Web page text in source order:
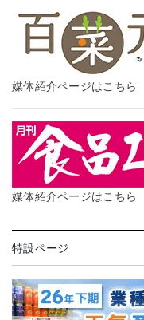
媒体紹介ページはこちら
媒体紹介ページはこちら
特設ページ